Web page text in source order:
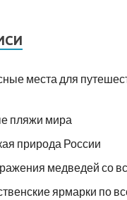
места для
пляжи мира
природа России
медведей со
ярмарки по